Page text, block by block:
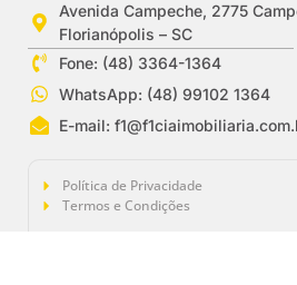
Avenida Campeche, 2775
Florianópolis – SC
Fone: (48) 3364-1364
WhatsApp: (48) 99102 1364
E-mail:
Política de Privacidade
Termos e Condições